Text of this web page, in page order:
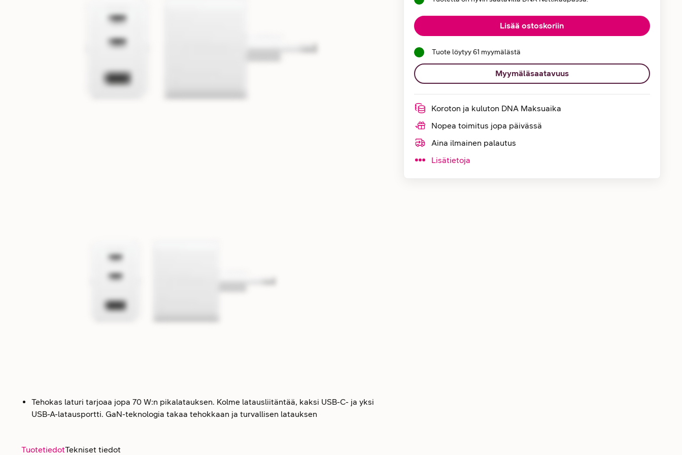
Tehokas laturi tarjoaa jopa 70 W:n pikalatauksen. Kolme latausliitäntää, kaksi USB-C- ja yksi
USB-A-latausportti. GaN-teknologia takaa tehokkaan ja turvallisen latauksen
TuotetiedotTekniset tiedot
Lisää ostoskoriin
Tuote löytyy 61 myymälästä
Myymäläsaatavuus
Koroton ja kuluton DNA Maksuaika
Nopea toimitus jopa päivässä
Aina ilmainen palautus
Lisätietoja